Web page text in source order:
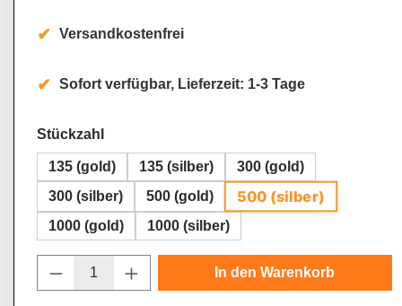
Versandkostenfrei
Sofort verfügbar, Lieferzeit: 1-3 Tage
Stückzahl auswählen
135 (gold) 135 (silber)
300 (gold)
300 (silber)
500 (gold) 500 (silber)
1000 (gold) 1000 (silber)
Produkt Anzahl: Gib den gewünschten
In den Warenkorb